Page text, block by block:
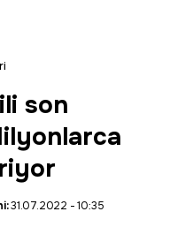
son
31.07.2022 - 10:35